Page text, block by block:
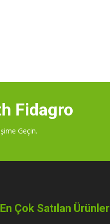
Fidagro
Geçin.
En Çok Satılan Ürünler